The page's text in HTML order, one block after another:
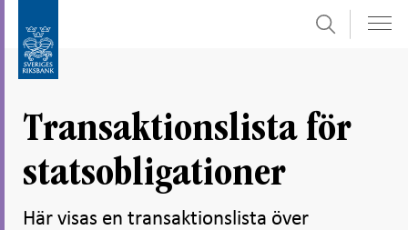
direkt
undersidor
Sök
Transaktionslista för
statsobligationer
Här visas en transaktionslista över